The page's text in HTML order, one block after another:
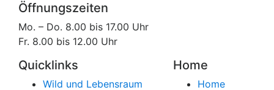
Öffnungszeiten
Mo. – Do. 8.00 bis 17.00 Uhr
Fr. 8.00 bis 12.00 Uhr
Quicklinks
Wild und Lebensraum
Home
Home